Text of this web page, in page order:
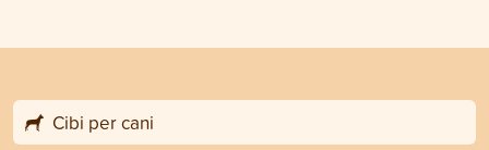
Cibi per cani